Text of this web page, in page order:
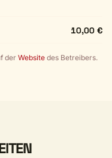
10,00 €
der Website des Betreibers.